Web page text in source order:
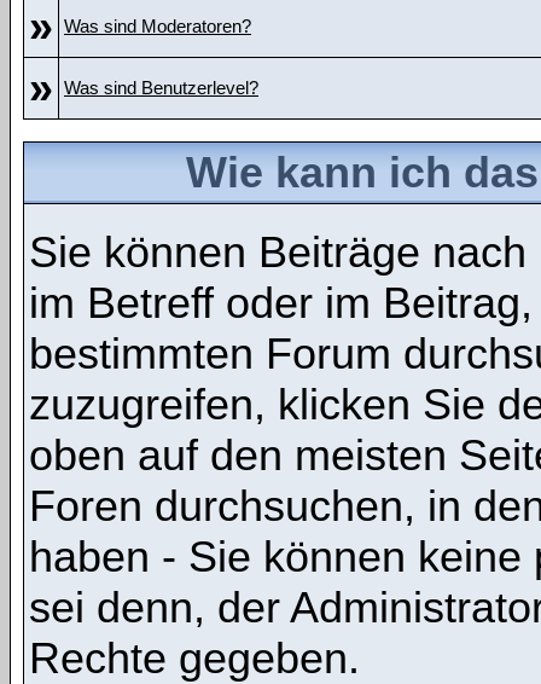
» Was sind Moderatoren?
» Was sind Benutzerlevel?
Wie kann ich
Sie können Beiträge
im Betreff oder im
bestimmten Forum
zuzugreifen, klicken Sie
oben auf den meisten
Foren durchsuchen, in
haben - Sie können
sei denn, der
Rechte gegeben.